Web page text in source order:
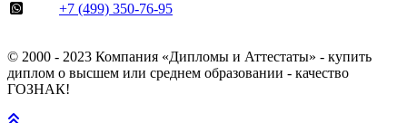
+7 (499) 350-76-95
© 2000 - 2023 Компания «Дипломы и Аттестаты» - купить
диплом о высшем или среднем образовании - качество
ГОЗНАК!